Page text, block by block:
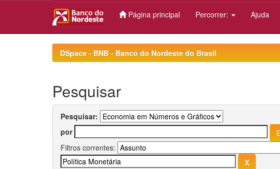
Página principal Percorrer: Ajuda
DSpace - BNB - Banco do Nordeste do Brasil
Pesquisar
Pesquisar:
por
Filtros correntes: